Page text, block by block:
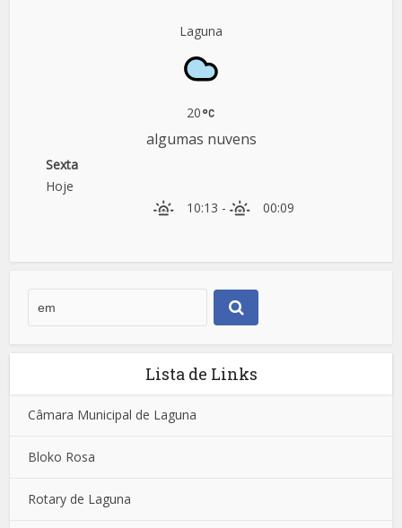
Laguna
20
algumas nuvens
Sexta
Hoje
10:13 - 00:09
Lista de Links
Câmara Municipal de Laguna
Bloko Rosa
Rotary de Laguna